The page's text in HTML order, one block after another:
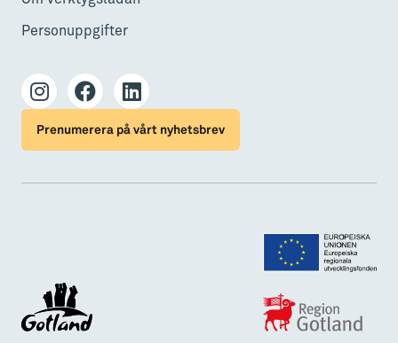
Personuppgifter
Prenumerera på vårt nyhetsbrev